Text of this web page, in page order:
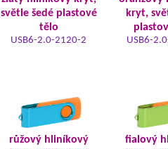
světle šedé plastové
tělo
USB6-2.0-2120-2
kryt,
USB6-
růžový hliníkový
fialový